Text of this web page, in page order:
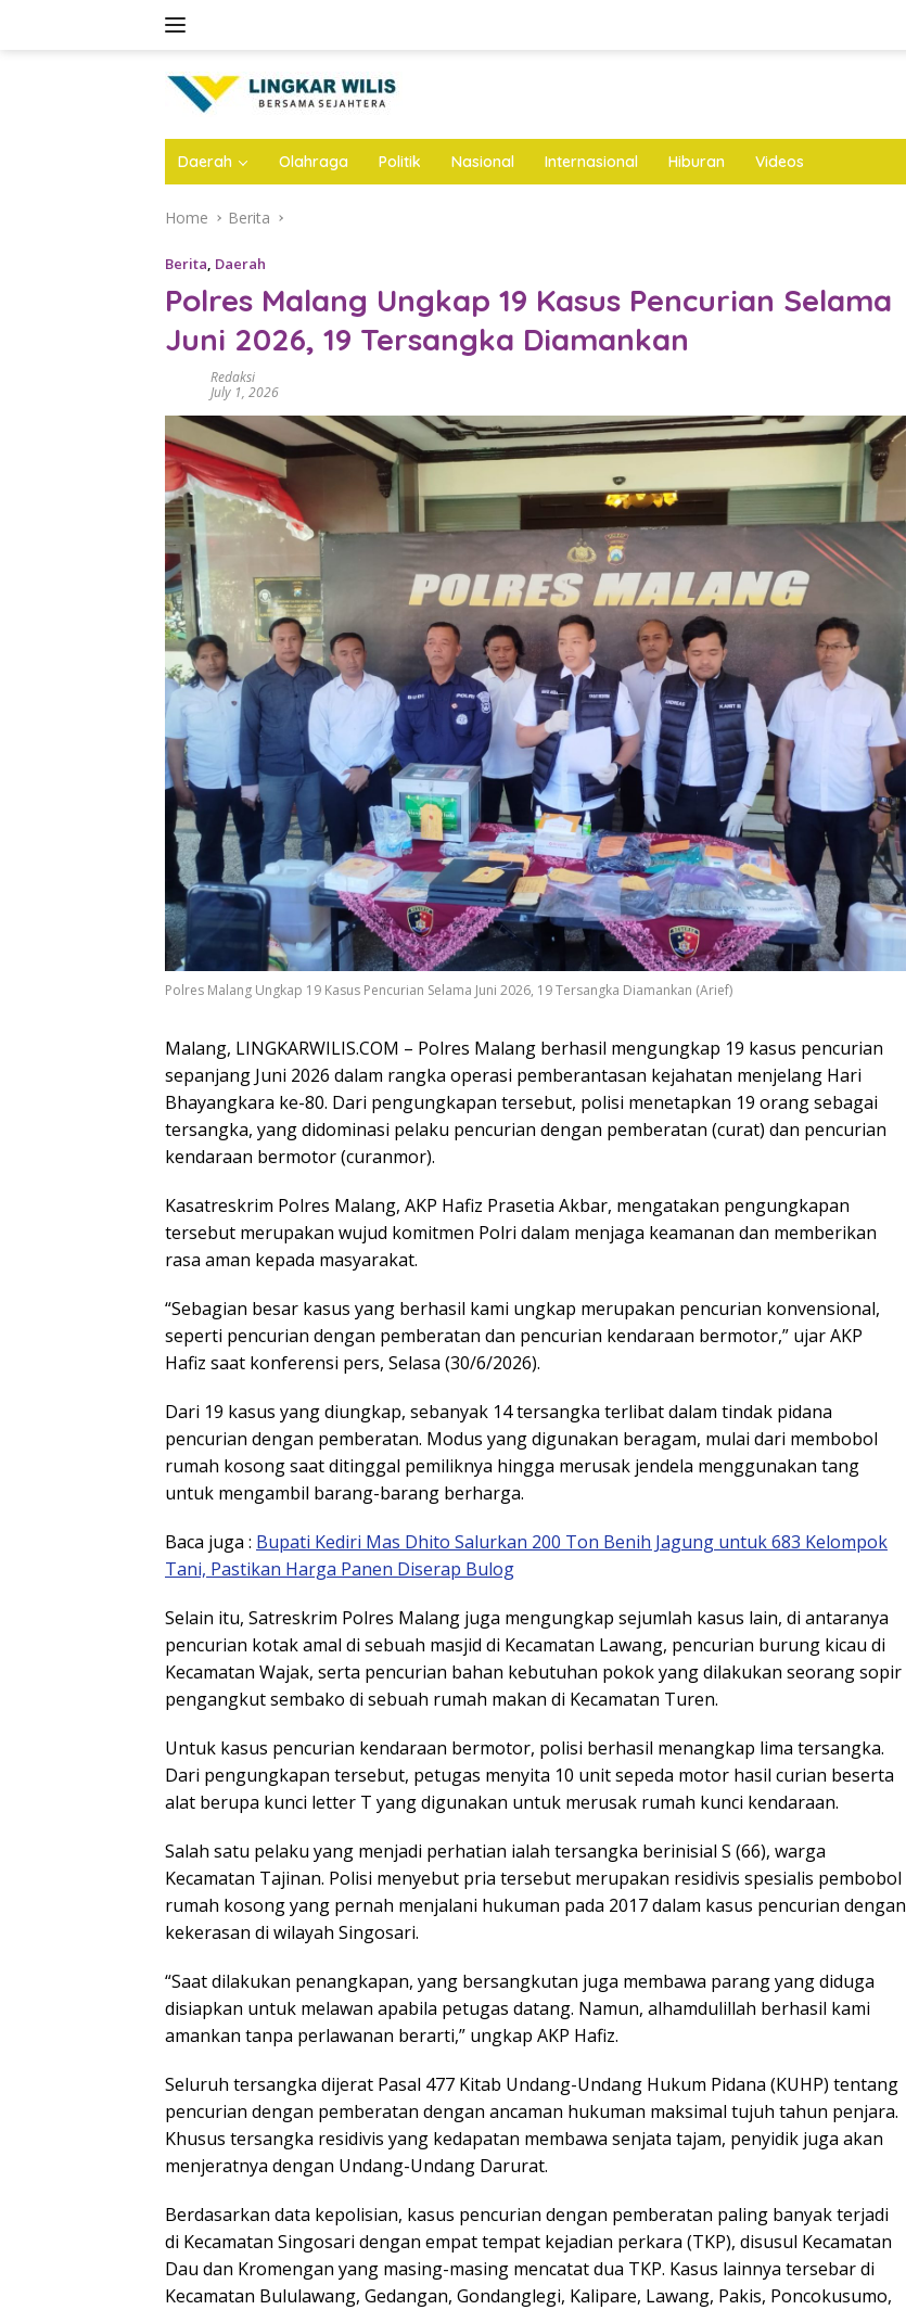
Daerah Olahraga Politik Nasional Internasional Hiburan Videos
Home Berita
Berita, Daerah
Polres Malang Ungkap 19 Kasus Pencurian Selama
Juni 2026, 19 Tersangka Diamankan
Redaksi
July 1, 2026
Polres Malang Ungkap 19 Kasus Pencurian Selama Juni 2026, 19 Tersangka Diamankan (Arief)
Malang, LINGKARWILIS.COM – Polres Malang berhasil mengungkap 19 kasus pencurian
sepanjang Juni 2026 dalam rangka operasi pemberantasan kejahatan menjelang Hari
Bhayangkara ke-80. Dari pengungkapan tersebut, polisi menetapkan 19 orang sebagai
tersangka, yang didominasi pelaku pencurian dengan pemberatan (curat) dan pencurian
kendaraan bermotor (curanmor).
Kasatreskrim Polres Malang, AKP Hafiz Prasetia Akbar, mengatakan pengungkapan
tersebut merupakan wujud komitmen Polri dalam menjaga keamanan dan memberikan
rasa aman kepada masyarakat.
“Sebagian besar kasus yang berhasil kami ungkap merupakan pencurian konvensional,
seperti pencurian dengan pemberatan dan pencurian kendaraan bermotor,” ujar AKP
Hafiz saat konferensi pers, Selasa (30/6/2026).
Dari 19 kasus yang diungkap, sebanyak 14 tersangka terlibat dalam tindak pidana
pencurian dengan pemberatan. Modus yang digunakan beragam, mulai dari membobol
rumah kosong saat ditinggal pemiliknya hingga merusak jendela menggunakan tang
untuk mengambil barang-barang berharga.
Baca juga : Bupati Kediri Mas Dhito Salurkan 200 Ton Benih Jagung untuk 683 Kelompok
Tani, Pastikan Harga Panen Diserap Bulog
Selain itu, Satreskrim Polres Malang juga mengungkap sejumlah kasus lain, di antaranya
pencurian kotak amal di sebuah masjid di Kecamatan Lawang, pencurian burung kicau di
Kecamatan Wajak, serta pencurian bahan kebutuhan pokok yang dilakukan seorang sopir
pengangkut sembako di sebuah rumah makan di Kecamatan Turen.
Untuk kasus pencurian kendaraan bermotor, polisi berhasil menangkap lima tersangka.
Dari pengungkapan tersebut, petugas menyita 10 unit sepeda motor hasil curian beserta
alat berupa kunci letter T yang digunakan untuk merusak rumah kunci kendaraan.
Salah satu pelaku yang menjadi perhatian ialah tersangka berinisial S (66), warga
Kecamatan Tajinan. Polisi menyebut pria tersebut merupakan residivis spesialis pembobol
rumah kosong yang pernah menjalani hukuman pada 2017 dalam kasus pencurian dengan
kekerasan di wilayah Singosari.
“Saat dilakukan penangkapan, yang bersangkutan juga membawa parang yang diduga
disiapkan untuk melawan apabila petugas datang. Namun, alhamdulillah berhasil kami
amankan tanpa perlawanan berarti,” ungkap AKP Hafiz.
Seluruh tersangka dijerat Pasal 477 Kitab Undang-Undang Hukum Pidana (KUHP) tentang
pencurian dengan pemberatan dengan ancaman hukuman maksimal tujuh tahun penjara.
Khusus tersangka residivis yang kedapatan membawa senjata tajam, penyidik juga akan
menjeratnya dengan Undang-Undang Darurat.
Berdasarkan data kepolisian, kasus pencurian dengan pemberatan paling banyak terjadi
di Kecamatan Singosari dengan empat tempat kejadian perkara (TKP), disusul Kecamatan
Dau dan Kromengan yang masing-masing mencatat dua TKP. Kasus lainnya tersebar di
Kecamatan Bululawang, Gedangan, Gondanglegi, Kalipare, Lawang, Pakis, Poncokusumo,